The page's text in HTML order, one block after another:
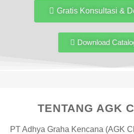
Gratis Konsultasi &
Download
TENTANG AGK
PT Adhya Graha Kencana (AGK